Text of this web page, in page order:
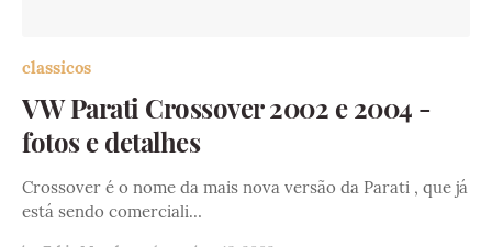
classicos
VW Parati Crossover 2002 e 2004 -
fotos e detalhes
Crossover é o nome da mais nova versão da Parati , que já
está sendo comerciali…